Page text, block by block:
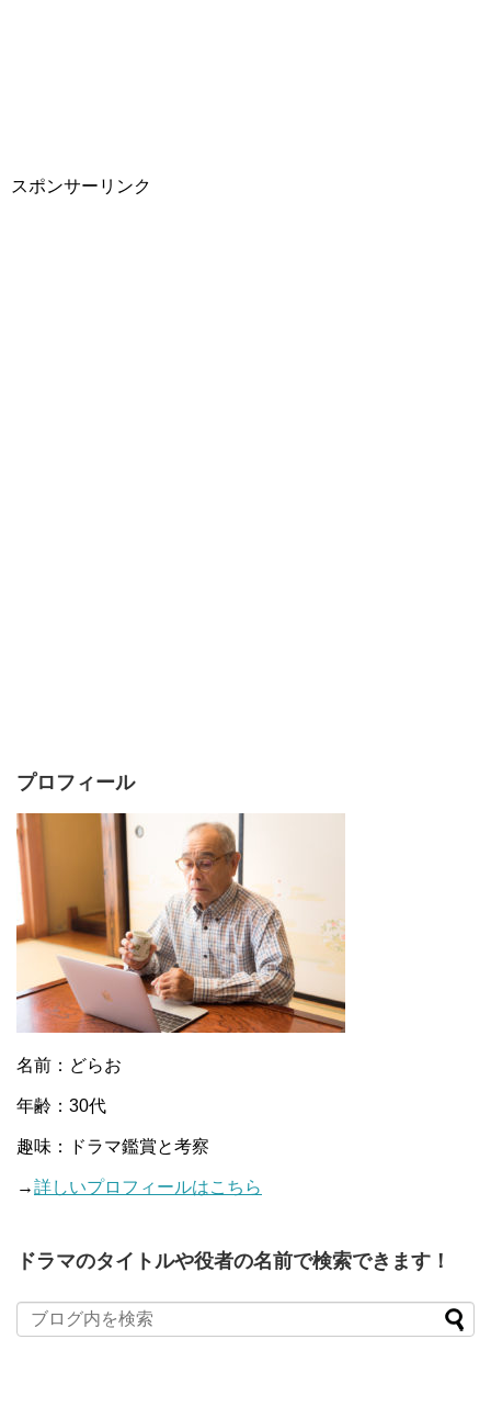
スポンサーリンク
プロフィール
名前：どらお
年齢：30代
趣味：ドラマ鑑賞と考察
→詳しいプロフィールはこちら
ドラマのタイトルや役者の名前で検索できます！